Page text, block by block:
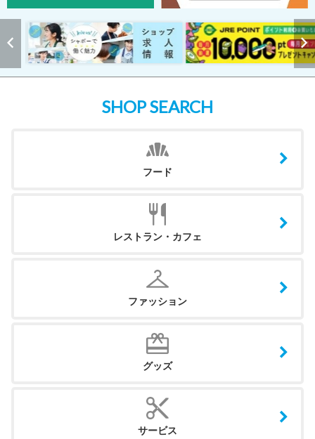
SHOP SEARCH
フード
レストラン・カフェ
ファッション
グッズ
サービス